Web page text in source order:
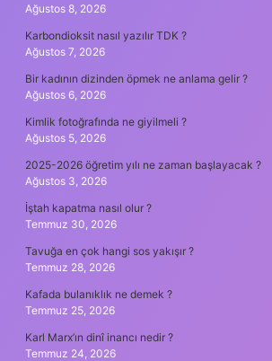
Ağustos 8, 2026
Karbondioksit nasıl yazılır TDK ?
Ağustos 7, 2026
Bir kadının dizinden öpmek ne anlama gelir ?
Ağustos 6, 2026
Kimlik fotoğrafında ne giyilmeli ?
Ağustos 5, 2026
2025-2026 öğretim yılı ne zaman başlayacak ?
Ağustos 3, 2026
İştah kapatma nasıl olur ?
Temmuz 30, 2026
Tavuğa en çok hangi sos yakışır ?
Temmuz 28, 2026
Kafada bulanıklık ne demek ?
Temmuz 25, 2026
Karl Marx’ın dinî inancı nedir ?
Temmuz 24, 2026